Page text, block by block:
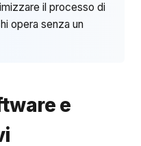
il processo di
opera senza un
e